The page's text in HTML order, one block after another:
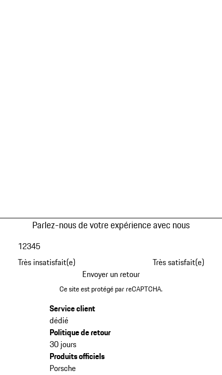
Parlez-nous de votre expérience avec nous
Très insatisfait(e)
12345
Très satisfait(e)
Envoyer un retour
Ce site est protégé par reCAPTCHA.
Service client
dédié
Politique de retour
30 jours
Produits officiels
Porsche